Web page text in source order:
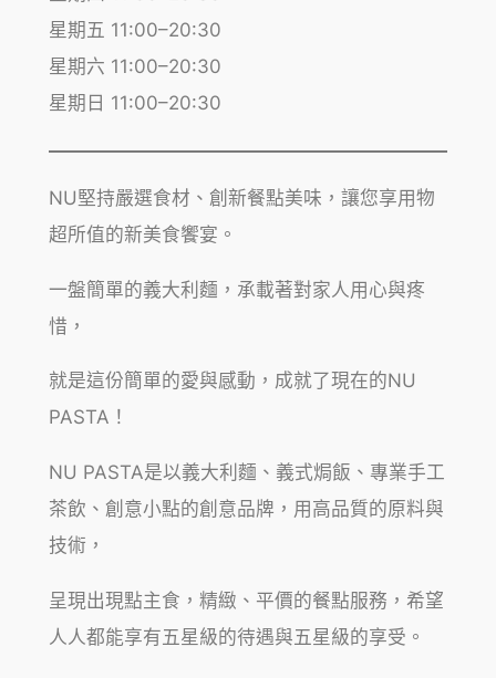
星期五 11:00–20:30
星期六 11:00–20:30
星期日 11:00–20:30
NU堅持嚴選食材、創新餐點美味，讓您享用物
超所值的新美食饗宴。
一盤簡單的義大利麵，承載著對家人用心與疼
惜，
就是這份簡單的愛與感動，成就了現在的NU
PASTA！
NU PASTA是以義大利麵、義式焗飯、專業手工
茶飲、創意小點的創意品牌，用高品質的原料與
技術，
呈現出現點主食，精緻、平價的餐點服務，希望
人人都能享有五星級的待遇與五星級的享受。